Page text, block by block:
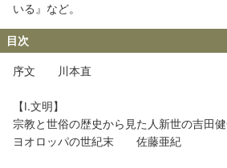
いる』など。
目次
序文 川本直
【Ⅰ.文明】
宗教と世俗の歴史から見た人新世の吉
ヨオロッパの世紀末 佐藤亜紀